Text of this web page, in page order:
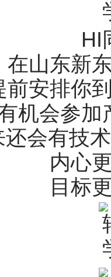
HI
在山东新
前安排你
机会参加
还会有技
内心
目标